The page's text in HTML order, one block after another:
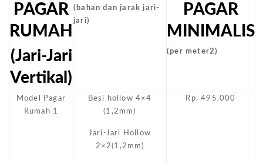
PAGAR
RUMAH
(Jari-Jari
Vertikal)
(bahan dan jarak jari-
jari)
PAGAR
MINIMALIS
(per meter2)
Model Pagar
Rumah 1
Besi hollow 4×4
(1,2mm)
Jari-Jari Hollow
2×2(1,2mm)
Rp. 495.000